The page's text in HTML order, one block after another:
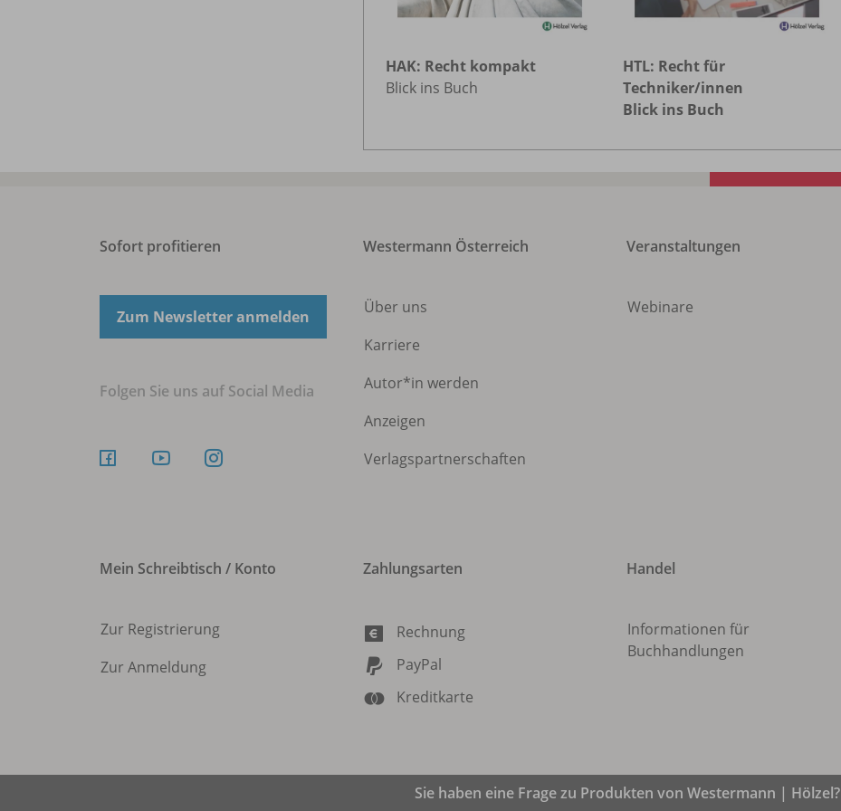
HAK: Recht kompakt
Blick ins Buch
HTL: Recht für
Techniker/innen
Blick ins Buch
Sofort profitieren
Zum Newsletter anmelden
Folgen Sie uns auf Social Media
Westermann Österreich
Über uns
Karriere
Autor*in werden
Anzeigen
Verlagspartnerschaften
Veranstaltungen
Webinare
Mein Schreibtisch / Konto
Zur Registrierung
Zur Anmeldung
Zahlungsarten
Rechnung
PayPal
Kreditkarte
Handel
Informationen für
Buchhandlungen
Sie haben eine Frage zu Produkten von Westermann | Hölzel?